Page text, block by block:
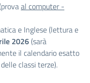
(provaal computer -
e Inglese (lettura e
2026 (sarà
il calendario esatto
classi terze).